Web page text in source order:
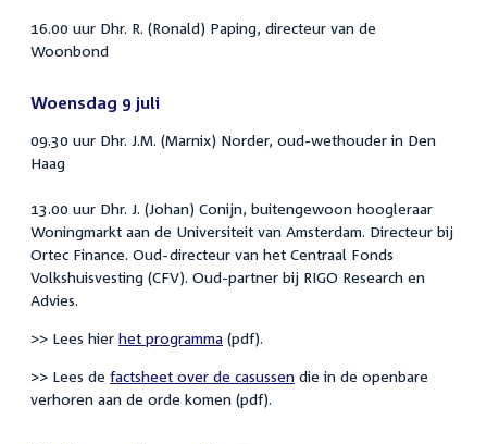
16.00 uur Dhr. R. (Ronald) Paping, directeur van de
Woonbond
Woensdag 9 juli
09.30 uur Dhr. J.M. (Marnix) Norder, oud-wethouder in Den
Haag
13.00 uur Dhr. J. (Johan) Conijn, buitengewoon hoogleraar
Woningmarkt aan de Universiteit van Amsterdam. Directeur bij
Ortec Finance. Oud-directeur van het Centraal Fonds
Volkshuisvesting (CFV). Oud-partner bij RIGO Research en
Advies.
>> Lees hier het programma (pdf).
>> Lees de factsheet over de casussen die in de openbare
verhoren aan de orde komen (pdf).